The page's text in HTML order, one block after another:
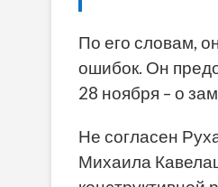
По его словам,
ошибок. Он
28 ноября – о
Не согласен
Михаила